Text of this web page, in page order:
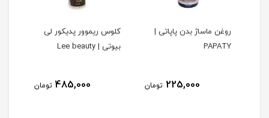
روغن ماساژ بدن پاپاتی |
PAPATY
225,000 تومان
کلوس ریموور پدیکور لی
بیوتی | Lee beauty
485,000 تومان